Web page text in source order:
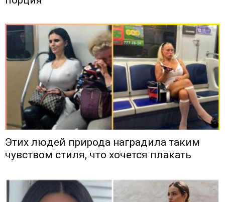
Этих людей природа наградила таким
чувством стиля, что хочется плакать